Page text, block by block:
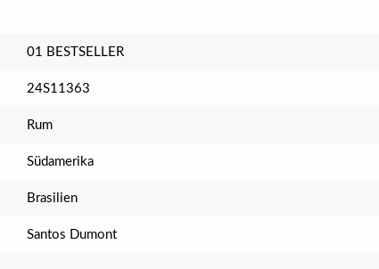
01 BESTSELLER
24S11363
Rum
Südamerika
Brasilien
Santos Dumont